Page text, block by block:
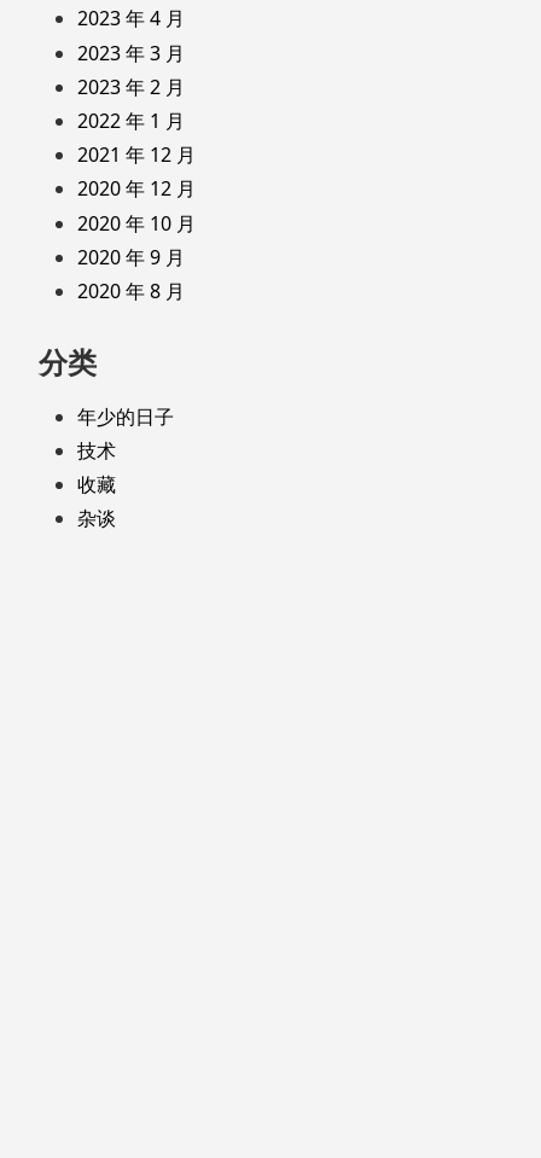
2023 年 4 月
2023 年 3 月
2023 年 2 月
2022 年 1 月
2021 年 12 月
2020 年 12 月
2020 年 10 月
2020 年 9 月
2020 年 8 月
分类
年少的日子
技术
收藏
杂谈